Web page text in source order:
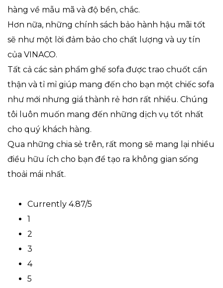
hàng về mẫu mã và độ bền, chắc.
Hơn nữa, những chính sách bảo hành hậu mãi tốt
sẽ như một lời đảm bảo cho chất lượng và uy tín
của VINACO.
Tất cả các sản phẩm ghế sofa được trao chuốt cẩn
thận và tỉ mỉ giúp mang đến cho bạn một chiếc sofa
như mới nhưng giá thành rẻ hơn rất nhiều. Chúng
tôi luôn muốn mang đến những dịch vụ tốt nhất
cho quý khách hàng.
Qua những chia sẻ trên, rất mong sẽ mang lại nhiều
điều hữu ích cho bạn để tạo ra không gian sống
thoải mái nhất.
Currently 4.87/5
1
2
3
4
5